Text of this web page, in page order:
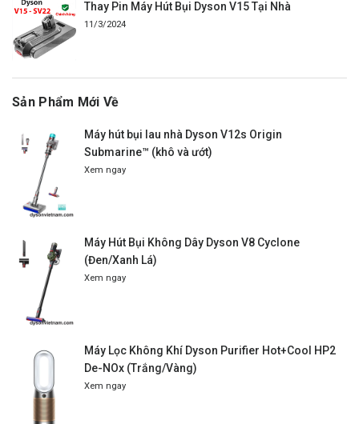
Thay Pin Máy Hút Bụi Dyson V15 Tại Nhà
11/3/2024
Sản Phẩm Mới Về
Máy hút bụi lau nhà Dyson V12s Origin
Submarine™ (khô và ướt)
Xem ngay
Máy Hút Bụi Không Dây Dyson V8 Cyclone
(Đen/Xanh Lá)
Xem ngay
Máy Lọc Không Khí Dyson Purifier Hot+Cool HP2
De-NOx (Trắng/Vàng)
Xem ngay